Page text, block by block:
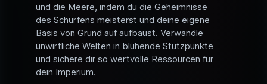
und die Meere, indem du die Geheimnisse
des Schürfens meisterst und deine eigene
Basis von Grund auf aufbaust. Verwandle
unwirtliche Welten in blühende Stützpunkte
und sichere dir so wertvolle Ressourcen für
dein Imperium.